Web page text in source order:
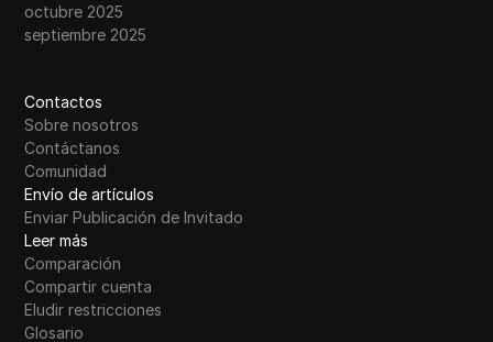
octubre 2025
septiembre 2025
Contactos
Sobre nosotros
Contáctanos
Comunidad
Envío de artículos
Enviar Publicación de Invitado
Leer más
Comparación
Compartir cuenta
Eludir restricciones
Glosario